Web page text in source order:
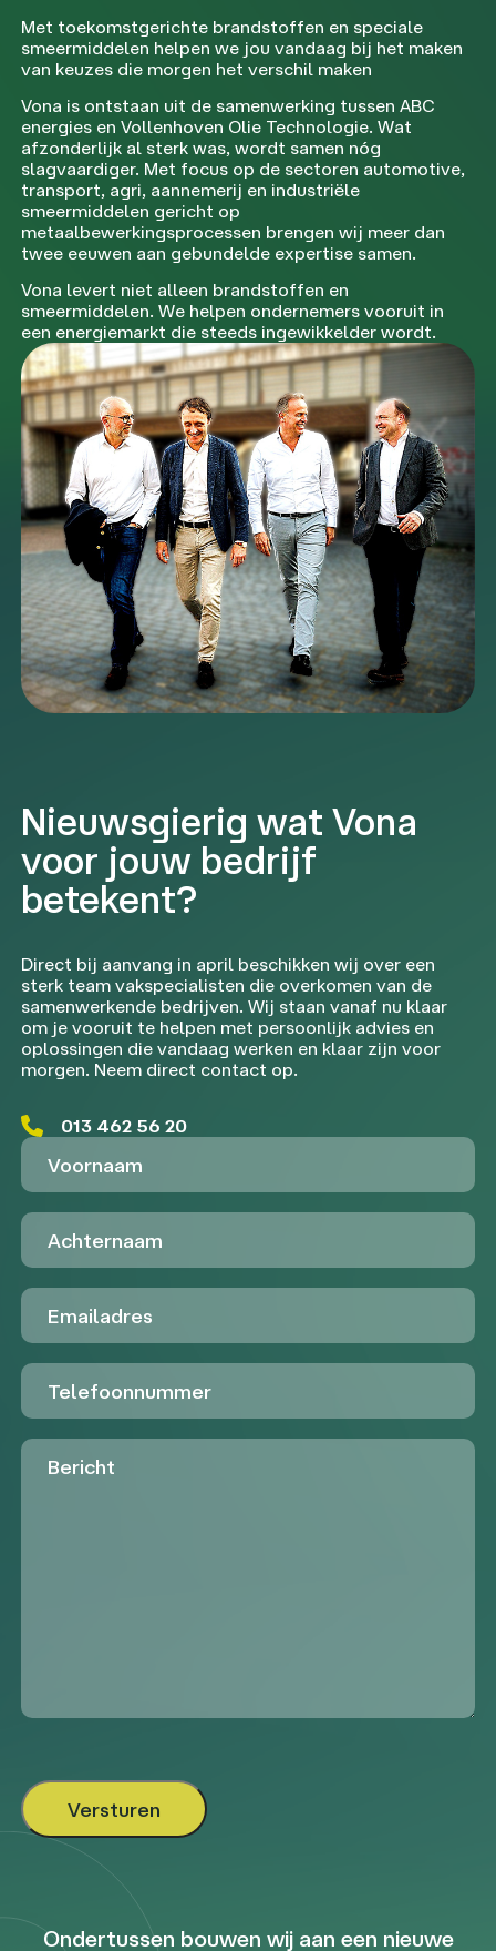
Met toekomstgerichte brandstoffen en speciale
smeermiddelen helpen we jou vandaag bij het maken
van keuzes die morgen het verschil maken
Vona is ontstaan uit de samenwerking tussen ABC
energies en Vollenhoven Olie Technologie. Wat
afzonderlijk al sterk was, wordt samen nóg
slagvaardiger. Met focus op de sectoren automotive,
transport, agri, aannemerij en industriële
smeermiddelen gericht op
metaalbewerkingsprocessen brengen wij meer dan
twee eeuwen aan gebundelde expertise samen.
Vona levert niet alleen brandstoffen en
smeermiddelen. We helpen ondernemers vooruit in
een energiemarkt die steeds ingewikkelder wordt.
Nieuwsgierig wat Vona
voor jouw bedrijf
betekent?
Direct bij aanvang in april beschikken wij over een
sterk team vakspecialisten die overkomen van de
samenwerkende bedrijven. Wij staan vanaf nu klaar
om je vooruit te helpen met persoonlijk advies en
oplossingen die vandaag werken en klaar zijn voor
morgen. Neem direct contact op.
013 462 56 20
Voornaam
Achternaam
Emailadres
Telefoon
Untitled
Ondertussen bouwen wij aan een nieuwe